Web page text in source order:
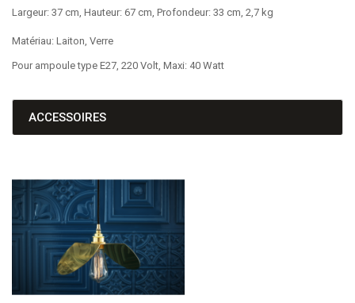
Largeur: 37 cm, Hauteur: 67 cm, Profondeur: 33 cm, 2,7 kg
Matériau: Laiton, Verre
Pour ampoule type E27, 220 Volt, Maxi: 40 Watt
ACCESSOIRES